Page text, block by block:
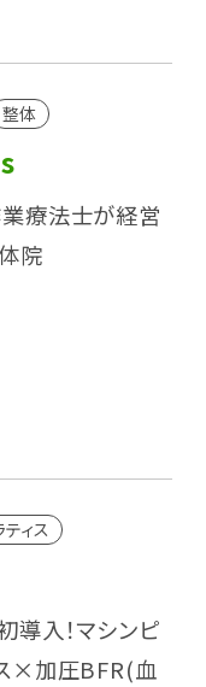
整体
療法士が経営
院
ティス
導入！マシンピ
×加圧BFR(血